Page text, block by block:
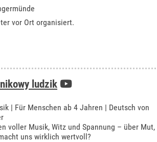
vor Ort organisiert.
ludzik
| Für Menschen ab 4 Jahren | Deutsch von
voller Musik, Witz und Spannung – über Mut,
uns wirklich wertvoll?